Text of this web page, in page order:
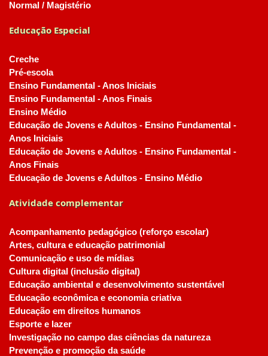
Normal / Magistério
Educação Especial
Creche
Pré-escola
Ensino Fundamental - Anos Iniciais
Ensino Fundamental - Anos Finais
Ensino Médio
Educação de Jovens e Adultos - Ensino Fundamental -
Anos Iniciais
Educação de Jovens e Adultos - Ensino Fundamental -
Anos Finais
Educação de Jovens e Adultos - Ensino Médio
Atividade complementar
Acompanhamento pedagógico (reforço escolar)
Artes, cultura e educação patrimonial
Comunicação e uso de mídias
Cultura digital (inclusão digital)
Educação ambiental e desenvolvimento sustentável
Educação econômica e economia criativa
Educação em direitos humanos
Esporte e lazer
Investigação no campo das ciências da natureza
Prevenção e promoção da saúde